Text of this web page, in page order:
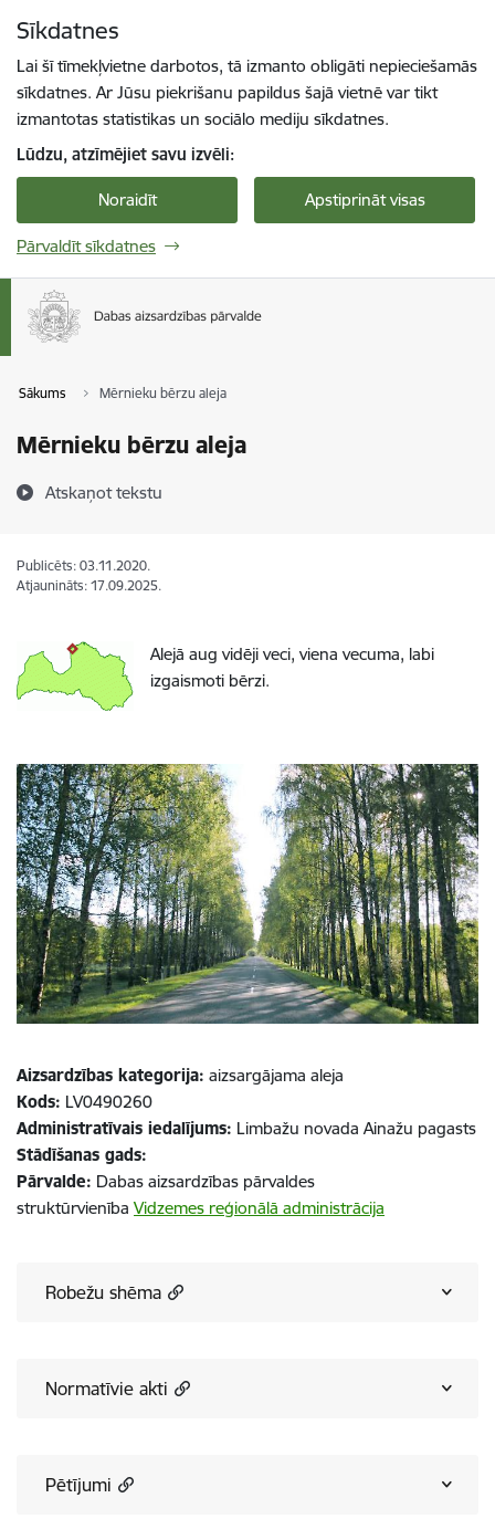
Sīkdatnes
Lai šī tīmekļvietne darbotos, tā izmanto obligāti nepieciešamās
sīkdatnes. Ar Jūsu piekrišanu papildus šajā vietnē var tikt
izmantotas statistikas un sociālo mediju sīkdatnes.
Lūdzu, atzīmējiet savu izvēli:
Noraidīt Apstiprināt visas
Pārvaldīt sīkdatnes
Sākums Mērnieku bērzu aleja
Mērnieku bērzu aleja
Atskaņot tekstu
Publicēts: 03.11.2020.
Atjaunināts: 17.09.2025.
Alejā aug vidēji veci, viena vecuma, labi
izgaismoti bērzi.
Aizsardzības kategorija: aizsargājama aleja
Kods: LV0490260
Administratīvais iedalījums: Limbažu novada Ainažu pagasts
Stādīšanas gads:
Pārvalde: Dabas aizsardzības pārvaldes
struktūrvienība Vidzemes reģionālā administrācija
Robežu shēma
Normatīvie akti
Pētījumi